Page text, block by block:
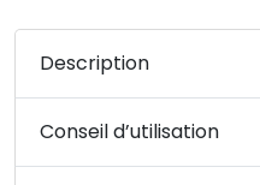
Description
Conseil d’utilisation